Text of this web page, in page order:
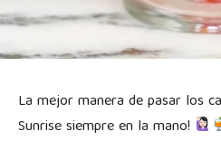
La mejor manera de pasar los
Sunrise siempre en la mano!